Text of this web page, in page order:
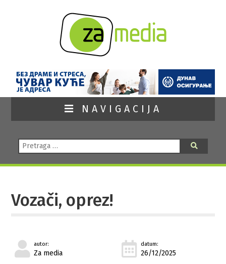
NAVIGACIJA
Pretraga:
Vozači, oprez!
autor:
Za media
datum:
26/12/2025